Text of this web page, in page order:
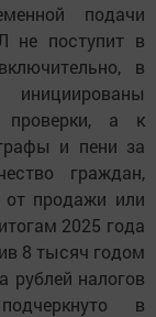
подачи
не поступит в
в
, а к
и пени за
граждан,
от продажи или
2025 года
8 тысяч годом
рублей налогов
в